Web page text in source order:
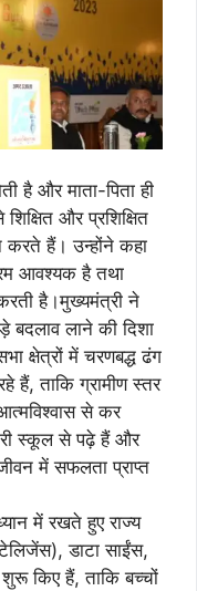
है और माता-पिता ही
और प्रशिक्षित
हैं। उन्होंने कहा
आवश्यक है तथा
है।मुख्यमंत्री ने
बदलाव लाने की दिशा
क्षेत्रों में चरणबद्ध ढंग
हैं, ताकि ग्रामीण स्तर
से कर
स्कूल से पढ़े हैं और
में सफलता प्राप्त
में रखते हुए राज्य
डाटा साईंस,
किए हैं, ताकि बच्चों